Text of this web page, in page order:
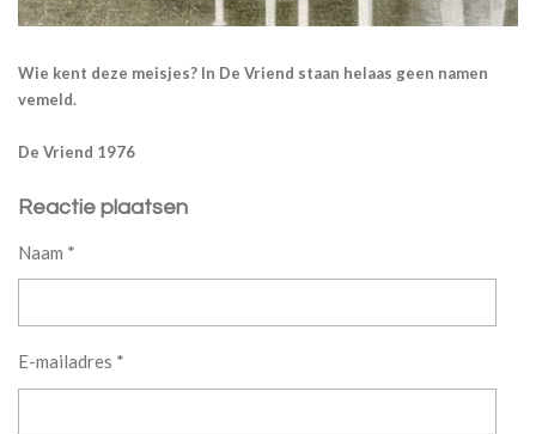
Wie kent deze meisjes? In De Vriend staan helaas geen namen
vemeld.
De Vriend 1976
Reactie plaatsen
Naam *
E-mailadres *